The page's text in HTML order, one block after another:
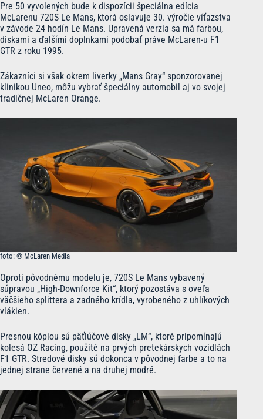
Pre 50 vyvolených bude k dispozícii špeciálna edícia
McLarenu 720S Le Mans, ktorá oslavuje 30. výročie víťazstva
v závode 24 hodín Le Mans. Upravená verzia sa má farbou,
diskami a ďalšími doplnkami podobať práve McLaren-u F1
GTR z roku 1995.
Zákazníci si však okrem liverky „Mans Gray“ sponzorovanej
klinikou Uneo, môžu vybrať špeciálny automobil aj vo svojej
tradičnej McLaren Orange.
foto: © McLaren Media
Oproti pôvodnému modelu je, 720S Le Mans vybavený
súpravou „High-Downforce Kit“, ktorý pozostáva s oveľa
väčšieho splittera a zadného krídla, vyrobeného z uhlíkových
vlákien.
Presnou kópiou sú päťlúčové disky „LM“, ktoré pripomínajú
kolesá OZ Racing, použité na prvých pretekárskych vozidlách
F1 GTR. Stredové disky sú dokonca v pôvodnej farbe a to na
jednej strane červené a na druhej modré.